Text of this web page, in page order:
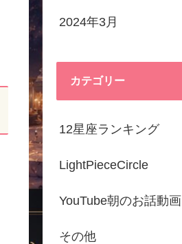
2024年3月
カテゴリー
12星座ランキング
LightPieceCircle
YouTube朝のお話動画
その他